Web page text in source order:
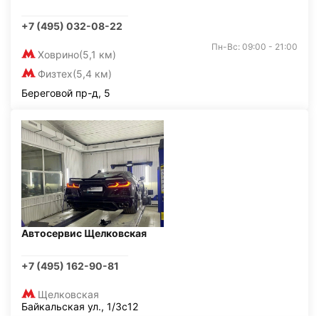
+7 (495) 032-08-22
Ховрино(5,1 км)
Физтех(5,4 км)
Пн-Вс: 09:00 - 21:00
Береговой пр-д, 5
Автосервис Щелковская
+7 (495) 162-90-81
Щелковская
Байкальская ул., 1/3с12